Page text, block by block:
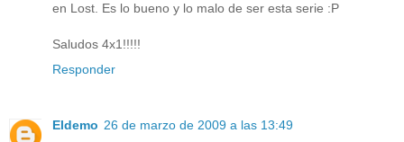
en Lost. Es lo bueno y lo malo de ser esta serie :P
Saludos 4x1!!!!!
Responder
Eldemo 26 de marzo de 2009 a las 13:49